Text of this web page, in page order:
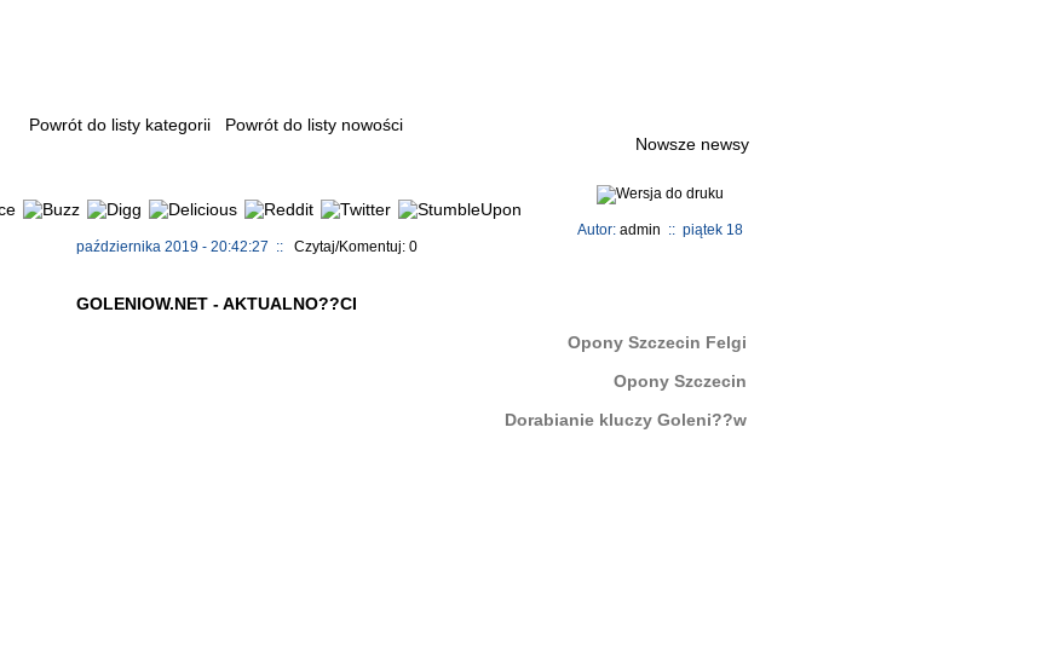
Powrót do listy kategorii
Powrót do listy nowości
Nowsze newsy
Autor: admin :: piątek 18
października 2019 - 20:42:27 ::
Czytaj/Komentuj: 0
GOLENIOW.NET - AKTUALNO??CI
Opony Szczecin Felgi
Opony Szczecin
Dorabianie kluczy Goleni??w